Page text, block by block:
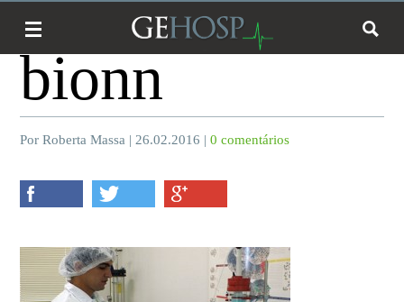
bionn
Por Roberta Massa | 26.02.2016 |0 comentários